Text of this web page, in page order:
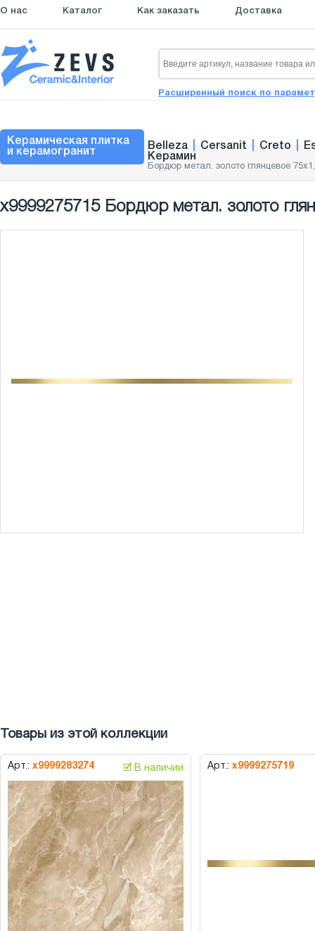
О нас Каталог Как заказать Доставка
Расширенный поиск по
Керамическая плитка
и керамогранит
Belleza Cersanit Creto
Керамин
Бордюр метал. золото глянцевое
х9999275715 Бордюр метал. золото
Товары из этой коллекции
Арт.: х9999283274 🗹 В наличии Арт.: х9999275719